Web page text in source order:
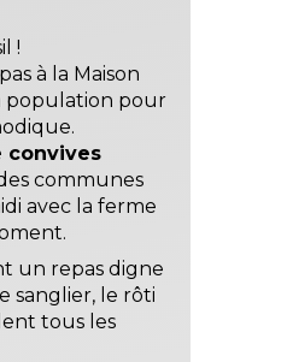
!
à la Maison
population pour
convives
communes
avec la ferme
un repas digne
sanglier, le rôti
tous les